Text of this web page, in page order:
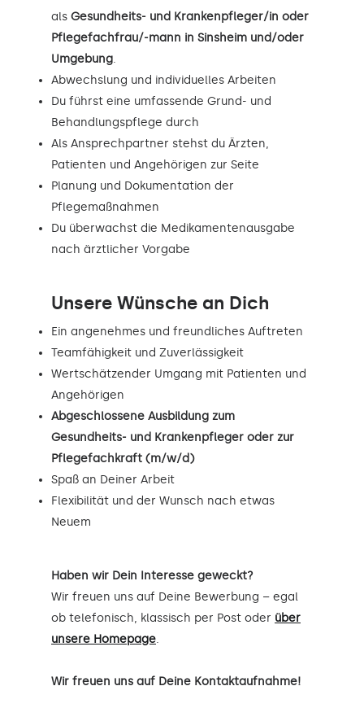
als Gesundheits- und Krankenpfleger/in oder
Pflegefachfrau/-mann in Sinsheim und/oder
Umgebung.
Abwechslung und individuelles Arbeiten
Du führst eine umfassende Grund- und
Behandlungspflege durch
Als Ansprechpartner stehst du Ärzten,
Patienten und Angehörigen zur Seite
Planung und Dokumentation der
Pflegemaßnahmen
Du überwachst die Medikamentenausgabe
nach ärztlicher Vorgabe
Unsere Wünsche an Dich
Ein angenehmes und freundliches Auftreten
Teamfähigkeit und Zuverlässigkeit
Wertschätzender Umgang mit Patienten und
Angehörigen
Abgeschlossene Ausbildung zum
Gesundheits- und Krankenpfleger oder zur
Pflegefachkraft (m/w/d)
Spaß an Deiner Arbeit
Flexibilität und der Wunsch nach etwas
Neuem
Haben wir Dein Interesse geweckt?
Wir freuen uns auf Deine Bewerbung – egal
ob telefonisch, klassisch per Post oder über
unsere Homepage.
Wir freuen uns auf Deine Kontaktaufnahme!